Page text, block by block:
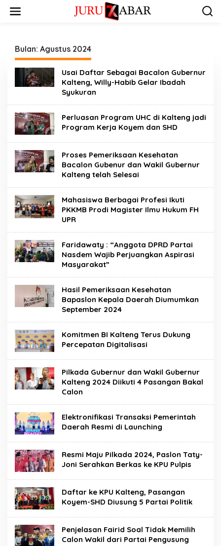
Bulan: Agustus 2024
Usai Daftar Sebagai Bacalon Gubernur
Kalteng, Willy-Habib Gelar Ibadah
Syukuran
Perluasan Program UHC di Kalteng jadi
Program Kerja Koyem dan SHD
Proses Pemeriksaan Kesehatan
Bacalon Gubenur dan Wakil Gubernur
Kalteng telah Selesai
Mahasiswa Berbagai Profesi Ikuti
PKKMB Prodi Magister Ilmu Hukum FH
UPR
Faridawaty : “Anggota DPRD Partai
Nasdem Wajib Perjuangkan Aspirasi
Masyarakat”
Hasil Pemeriksaan Kesehatan
Bapaslon Kepala Daerah Diumumkan
September 2024
Komitmen BI Kalteng Terus Dukung
Percepatan Digitalisasi
Pilkada Gubernur dan Wakil Gubernur
Kalteng 2024 Diikuti 4 Pasangan Bakal
Calon
Elektronifikasi Transaksi Pemerintah
Daerah Resmi di Launching
Resmi Maju Pilkada 2024, Paslon Taty-
Joni Serahkan Berkas ke KPU Pulpis
Daftar ke KPU Kalteng, Pasangan
Koyem-SHD Diusung 5 Partai Politik
Penjelasan Fairid Soal Tidak Memilih
Calon Wakil dari Partai Pengusung